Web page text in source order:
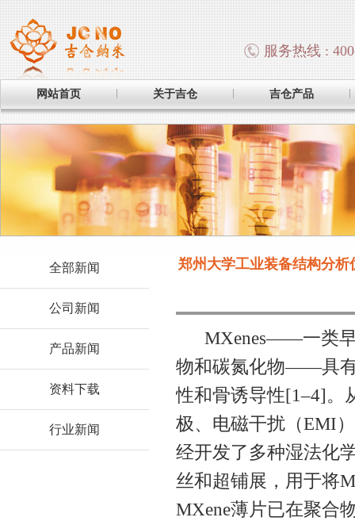
服务热线 :
网站首页 关于吉仓 吉仓产品
全部新闻
公司新闻
产品新闻
资料下载
行业新闻
郑州大学工业装备结构分
MXenes——一类早
物和碳氮化物——具有
性和骨诱导性[1–4]。
极、电磁干扰（EMI
经开发了多种湿法化
丝和超铺展，用于将
MXene薄片已在聚合